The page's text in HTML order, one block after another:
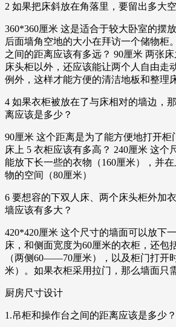
2 如果把床斜放在角落里，要留出多大
360*360厘米 这是适合于较大卧室的摆
后面墙角空地的大小在拜访一个储物柜
之间的距离应该有多远？ 90厘米 两张
床头柜以外，还应该能让两个人自由走
例外，这样才能方便的清洁地板和整理
4 如果衣柜被放在了与床相对的墙边，
离应该是多少？
90厘米 这个距离是为了能方便地打开柜
床上 5 衣柜应该有多高？ 240厘米 这个
能放下长一些的衣物（160厘米），并
物的空间（80厘米）
6 要想容的下双人床、两个床头柜外加
墙应该有多大？
420*420厘米 这个尺寸的墙面可以放下
床，和侧面宽度为60厘米的衣柜，还包
（两侧60——70厘米），以及柜门打开
米）。如果衣柜采用拉门，那么墙面只
厨房尺寸设计
1.吊柜和操作台之间的距离应该是多少？